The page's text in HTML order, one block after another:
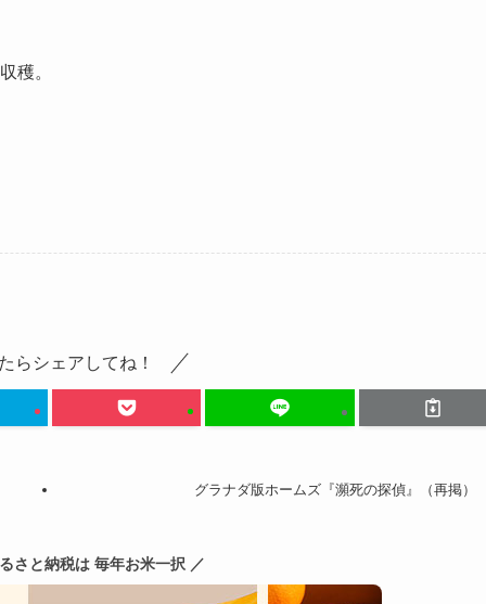
穫。
らシェアしてね！
グラナダ版ホームズ『瀕死の探偵』（再掲）
さと納税は 毎年お米一択 ／